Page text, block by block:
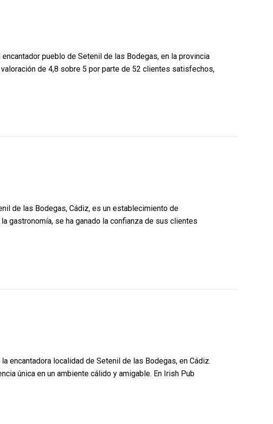
pueblo de Setenil de las Bodegas, en la provincia
de 4,8 sobre 5 por parte de 52 clientes satisfechos,
de las Bodegas, Cádiz, es un establecimiento de
gastronomía, se ha ganado la confianza de sus clientes
encantadora localidad de Setenil de las Bodegas, en Cádiz.
única en un ambiente cálido y amigable. En Irish Pub